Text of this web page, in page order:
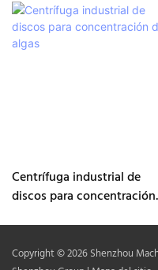
Centrífuga industrial de
discos para concentración
Copyright © 2026 Shenzhou